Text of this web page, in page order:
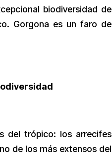
biodiversidad de
Gorgona es un faro de
del trópico: los arrecifes
de los más extensos del